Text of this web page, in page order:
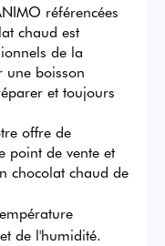
référencées
chaud est
de la
une boisson
et toujours
offre de
point de vente et
chocolat chaud de
de l'humidité.